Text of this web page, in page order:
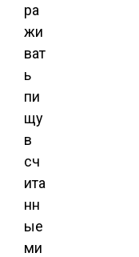
ра
жи
ват
ь
пи
щу
в
сч
ита
нн
ые
ми